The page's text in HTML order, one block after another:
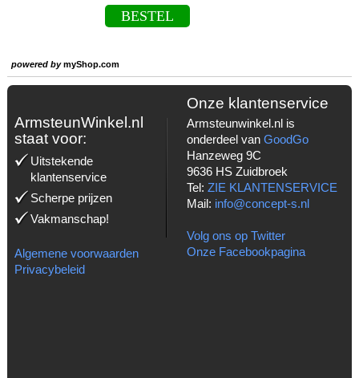
BESTEL
powered bymyShop.com
ArmsteunWinkel.nl
staat voor:
Uitstekende
klantenservice
Scherpe prijzen
Vakmanschap!
Algemene voorwaarden
Privacybeleid
Onze klantenservice
Armsteunwinkel.nl is
onderdeel van GoodGo
Hanzeweg 9C
9636 HS Zuidbroek
Tel: ZIE KLANTENSERVICE
Mail: info@concept-s.nl
Volg ons op Twitter
Onze Facebookpagina